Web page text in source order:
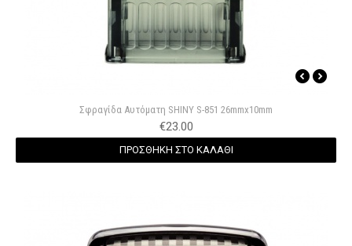
Σφραγίδα Αυτόματη SHINY S-851 26mmx10mm
€23.00
ΠΡΟΣΘΗΚΗ ΣΤΟ ΚΑΛΑΘΙ